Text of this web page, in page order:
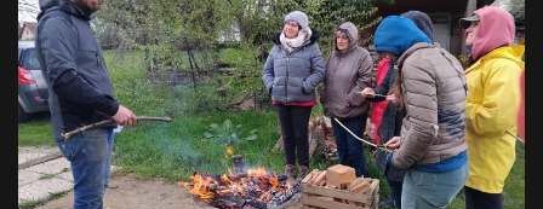
VOIR EN GRAND